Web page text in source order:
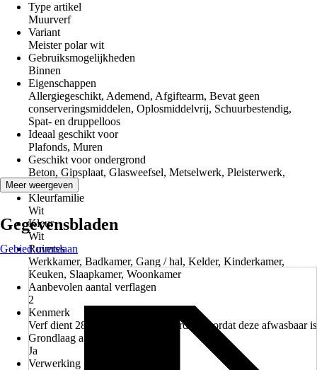
Type artikel
Muurverf
Variant
Meister polar wit
Gebruiksmogelijkheden
Binnen
Eigenschappen
Allergiegeschikt, Ademend, Afgiftearm, Bevat geen
conserveringsmiddelen, Oplosmiddelvrij, Schuurbestendig,
Spat- en druppelloos
Ideaal geschikt voor
Plafonds, Muren
Geschikt voor ondergrond
Beton, Gipsplaat, Glasweefsel, Metselwerk, Pleisterwerk,
Behang
Kleurfamilie
Wit
Kleur
Wit
Ruimtes
Werkkamer, Badkamer, Gang / hal, Kelder, Kinderkamer,
Keuken, Slaapkamer, Woonkamer
Aanbevolen aantal verflagen
2
Kenmerk
Verf dient 28 dagen goed uit te harden voordat deze afwasbaar is
Grondlaag aanbevolen
Ja
Verwerking
Meer weergeven
Gegevensbladen
Gebied overslaan